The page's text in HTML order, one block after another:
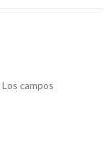
Los campos